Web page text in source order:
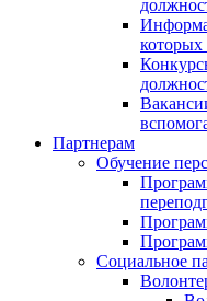
которых
Партнерам
Обучение
Социальное